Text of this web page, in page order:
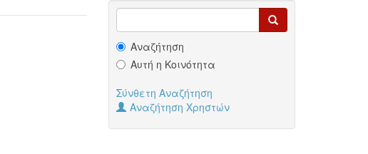
Αναζήτηση
Αυτή η Κοινότητα
Σύνθετη Αναζήτηση
Αναζήτηση Χρηστών